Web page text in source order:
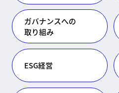
ガバナンスへの
取り組み
ESG経営